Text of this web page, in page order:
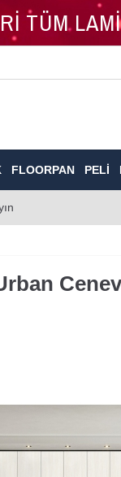
TÜM
FLOORPAN PELI